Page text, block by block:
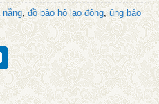
nẵng,đồ bảo hộ lao động,ủng bảo